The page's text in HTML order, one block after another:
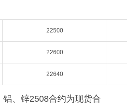
22500
22600
22640
铝、锌2508合约为现货合